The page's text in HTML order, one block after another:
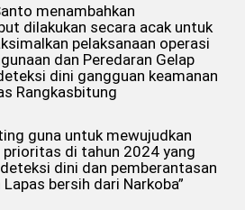
menambahkan
dilakukan secara acak untuk
pelaksanaan operasi
dan Peredaran Gelap
dini gangguan keamanan
Rangkasbitung
guna untuk mewujudkan
prioritas di tahun 2024 yang
dini dan pemberantasan
bersih dari Narkoba”